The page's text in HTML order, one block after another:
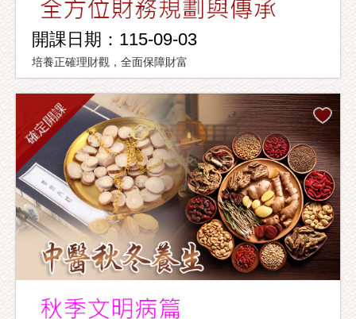
開課日期：115-09-03
培養正確理財觀，全面保障財富
確定開課